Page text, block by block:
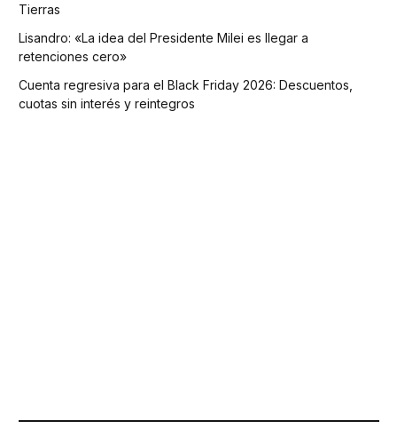
Tierras
Lisandro: «La idea del Presidente Milei es llegar a
retenciones cero»
Cuenta regresiva para el Black Friday 2026: Descuentos,
cuotas sin interés y reintegros